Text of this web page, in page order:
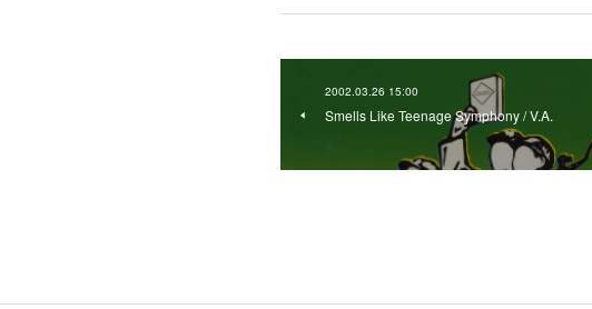
2002.03.26 15:00
Smells Like Teenage Symphony / V.A.